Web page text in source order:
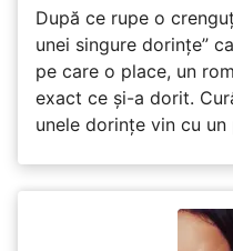
După ce rupe o
unei singure dorințe”
pe care o place, un
exact ce și-a dorit.
unele dorințe vin cu